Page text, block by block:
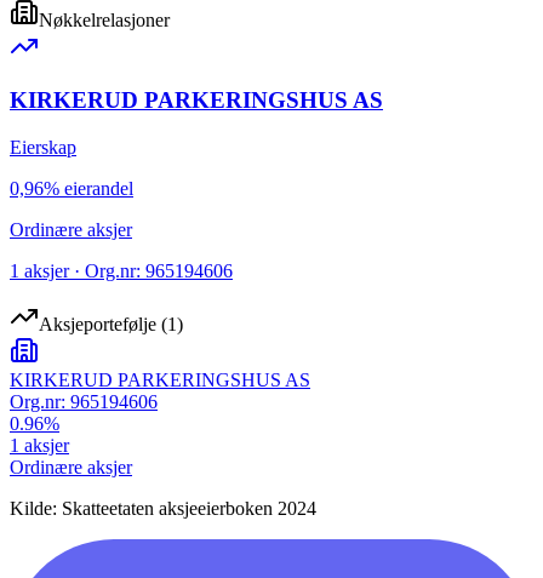
Nøkkelrelasjoner
KIRKERUD PARKERINGSHUS AS
Eierskap
0,96% eierandel
Ordinære aksjer
1 aksjer · Org.nr: 965194606
Aksjeportefølje (1)
KIRKERUD PARKERINGSHUS AS
Org.nr: 965194606
0.96%
1 aksjer
Ordinære aksjer
Kilde: Skatteetaten aksjeeierboken 2024